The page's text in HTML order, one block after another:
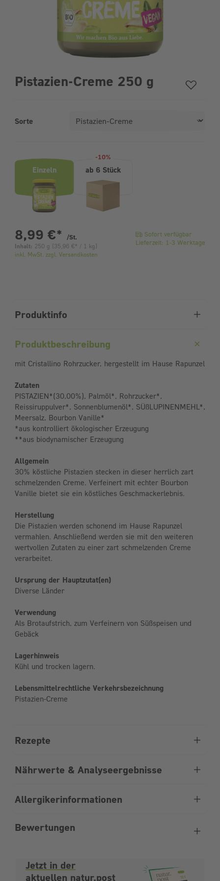
Pistazien-Creme 250 g
Sorte
Einzeln
-10%
ab 6 Stück
8,99 €* /St.
Inhalt: 250 g ( 35,96 € * / 1 kg)
inkl. MwSt. zzgl. Versandkosten
Sofort verfügbar
Lieferzeit: 1-3 Werktage
Produktinfo
Produktbeschreibung
mit Cristallino Rohrzucker, hergestellt im Hause Rapunzel
Zutaten
PISTAZIEN*(30,00%), Palmöl*, Rohrzucker*,
Reissiruppulver*, Sonnenblumenöl*, SÜßLUPINENMEHL*,
Meersalz, Bourbon Vanille*
*aus kontrolliert ökologischer Erzeugung
**aus biodynamischer Erzeugung
Allgemein
30% köstliche Pistazien stecken in dieser herrlich zart
schmelzenden Creme. Verfeinert mit echter Bourbon
Vanille bietet sie ein köstliches Geschmackerlebnis.
Herstellung
Die Pistazien werden schonend im Hause Rapunzel
vermahlen. Anschließend werden sie mit den weiteren
wertvollen Zutaten zu einer zart schmelzenden Creme
verarbeitet.
Ursprung der Hauptzutat(en)
Diverse Länder
Verwendung
Als Brotaufstrich, zum Verfeinern von Süßspeisen und
Gebäck
Lagerhinweis
Kühl und trocken lagern.
Lebensmittelrechtliche Verkehrsbezeichnung
Pistazien-Creme
Rezepte
Nährwerte & Analyseergebnisse
Allergikerinformationen
Bewertungen
Jetzt in der
aktuellen natur.post